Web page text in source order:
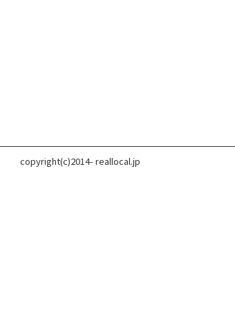
copyright(c)2014- reallocal.jp